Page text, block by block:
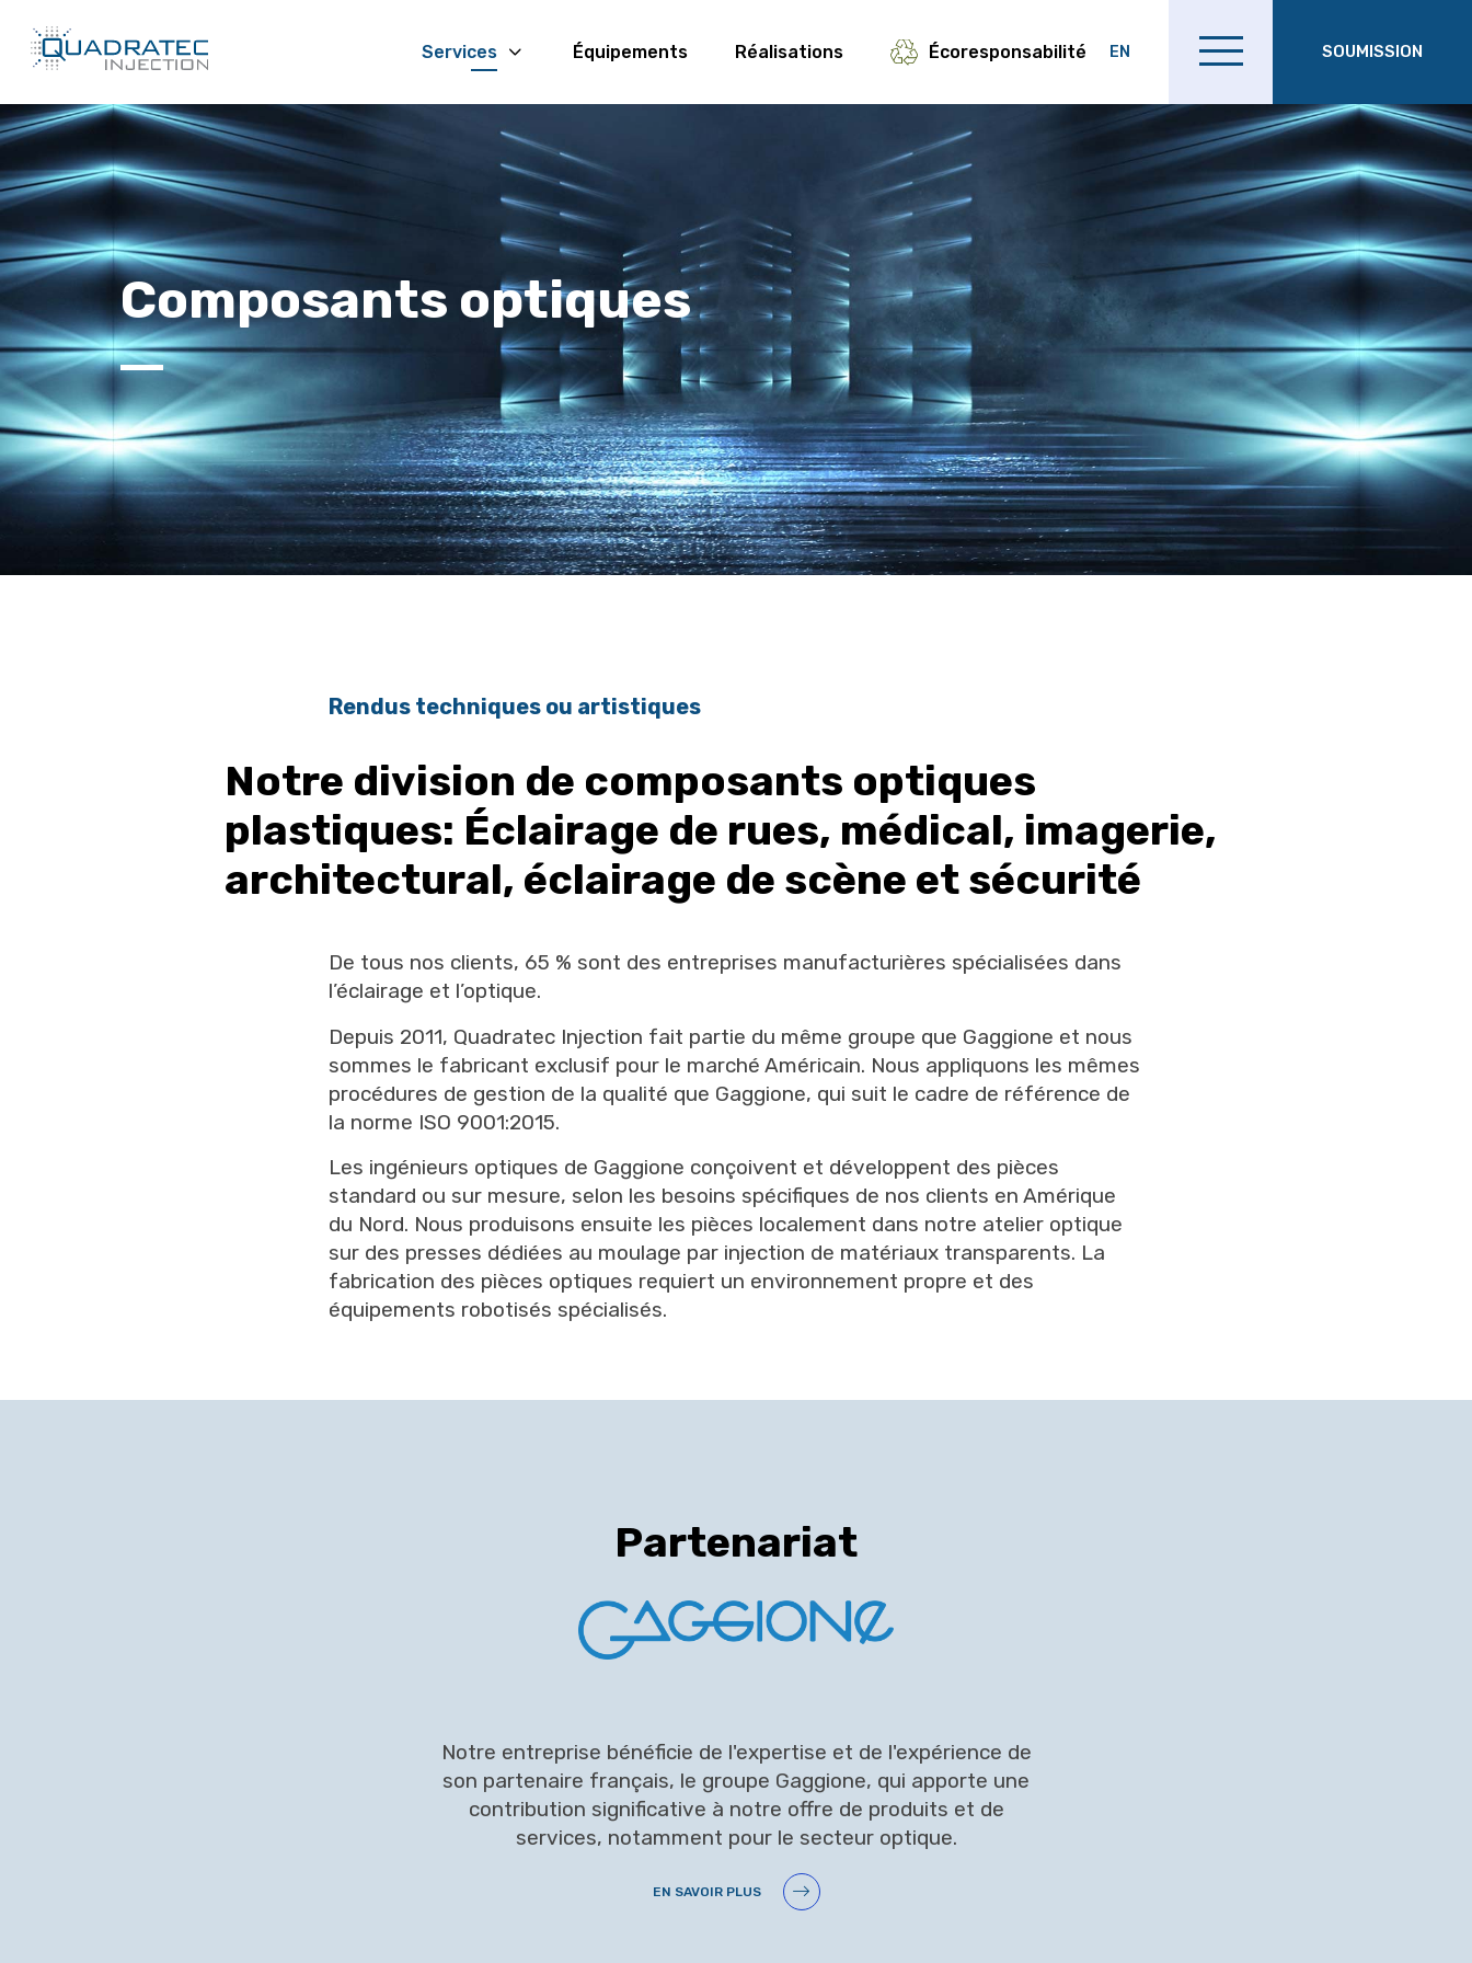
Services Équipements Réalisations Écoresponsabilité EN SOUMISSION
Composants optiques
Rendus techniques ou artistiques
Notre division de composants optiques
plastiques: Éclairage de rues, médical, imagerie,
architectural, éclairage de scène et sécurité
De tous nos clients, 65 % sont des entreprises manufacturières spécialisées dans
l’éclairage et l’optique.
Depuis 2011, Quadratec Injection fait partie du même groupe que Gaggione et nous
sommes le fabricant exclusif pour le marché Américain. Nous appliquons les mêmes
procédures de gestion de la qualité que Gaggione, qui suit le cadre de référence de
la norme ISO 9001:2015.
Les ingénieurs optiques de Gaggione conçoivent et développent des pièces
standard ou sur mesure, selon les besoins spécifiques de nos clients en Amérique
du Nord. Nous produisons ensuite les pièces localement dans notre atelier optique
sur des presses dédiées au moulage par injection de matériaux transparents. La
fabrication des pièces optiques requiert un environnement propre et des
équipements robotisés spécialisés.
Partenariat
Notre entreprise bénéficie de l'expertise et de l'expérience de
son partenaire français, le groupe Gaggione, qui apporte une
contribution significative à notre offre de produits et de
services, notamment pour le secteur optique.
EN SAVOIR PLUS